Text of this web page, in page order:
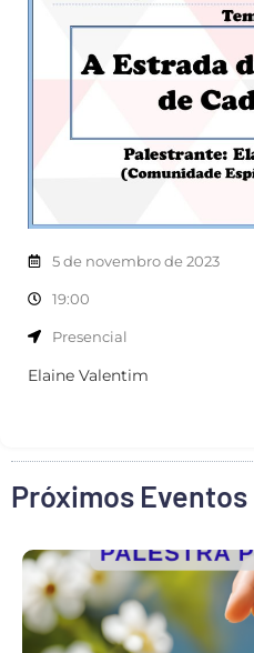
5 de novembro de 2023
19:00
Presencial
Elaine Valentim
Próximos Eventos